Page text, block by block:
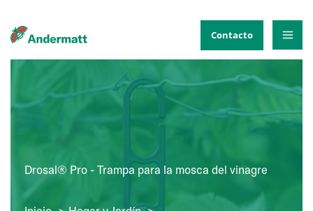
al
Contacto
Drosal® Pro - Trampa para la mosca del vinagre